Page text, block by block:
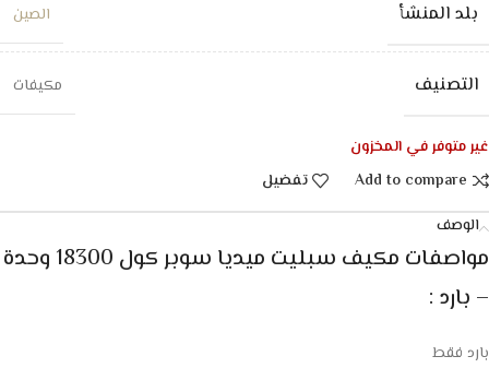
بلد المنشأ الصين
التصنيف مكيفات
غير متوفر في المخزون
Add to compare
تفضيل
الوصف
مواصفات مكيف سبليت ميديا سوبر كول 18300 وحدة
– بارد :
بارد فقط